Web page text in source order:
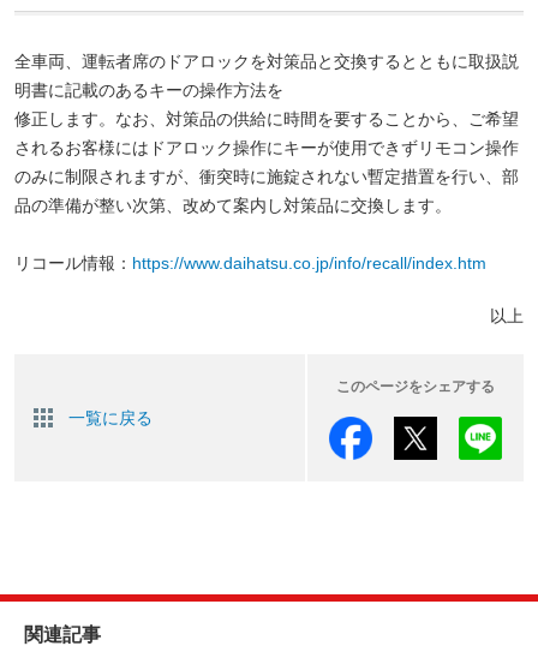
全車両、運転者席のドアロックを対策品と交換するとともに取扱説
明書に記載のあるキーの操作方法を
修正します。なお、対策品の供給に時間を要することから、ご希望
されるお客様にはドアロック操作にキーが使用できずリモコン操作
のみに制限されますが、衝突時に施錠されない暫定措置を行い、部
品の準備が整い次第、改めて案内し対策品に交換します。
リコール情報： https://www.daihatsu.co.jp/info/recall/index.htm
以上
一覧に戻る
このページをシェアする
関連記事